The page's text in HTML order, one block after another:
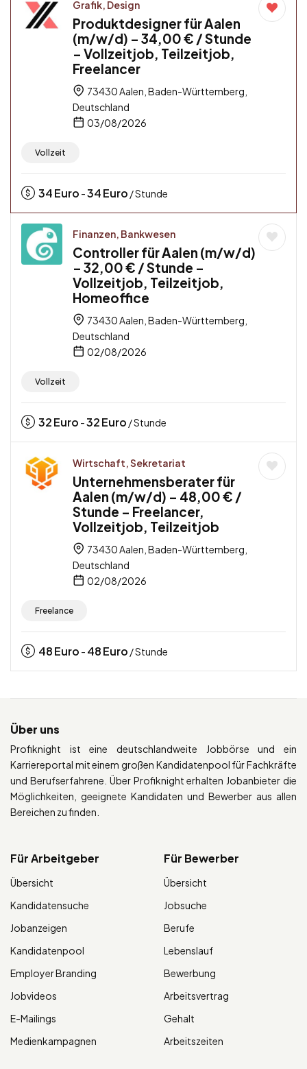
Grafik, Design
Produktdesigner für Aalen
(m/w/d) – 34,00 € / Stunde
– Vollzeitjob, Teilzeitjob,
Freelancer
73430 Aalen, Baden-Württemberg,
Deutschland
03/08/2026
Vollzeit
34Euro -34Euro / Stunde
Finanzen, Bankwesen
Controller für Aalen (m/w/d)
– 32,00 € / Stunde –
Vollzeitjob, Teilzeitjob,
Homeoffice
73430 Aalen, Baden-Württemberg,
Deutschland
02/08/2026
Vollzeit
32Euro -32Euro / Stunde
Wirtschaft, Sekretariat
Unternehmensberater für
Aalen (m/w/d) – 48,00 € /
Stunde – Freelancer,
Vollzeitjob, Teilzeitjob
73430 Aalen, Baden-Württemberg,
Deutschland
02/08/2026
Freelance
48Euro - 48Euro / Stunde
Über uns
Profiknight ist eine deutschlandweite Jobbörse und ein
Karriereportal mit einem großen Kandidatenpool für Fachkräfte
und Berufserfahrene. Über Profiknight erhalten Jobanbieter die
Möglichkeiten, geeignete Kandidaten und Bewerber aus allen
Bereichen zu finden.
Für Arbeitgeber
Übersicht
Kandidatensuche
Jobanzeigen
Kandidatenpool
Employer Branding
Jobvideos
E-Mailings
Medienkampagnen
Für Bewerber
Übersicht
Jobsuche
Berufe
Lebenslauf
Bewerbung
Arbeitsvertrag
Gehalt
Arbeitszeiten